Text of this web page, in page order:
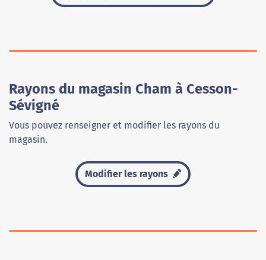
Rayons du magasin Cham à Cesson-
Sévigné
Vous pouvez renseigner et modifier les rayons du
magasin.
Modifier les rayons